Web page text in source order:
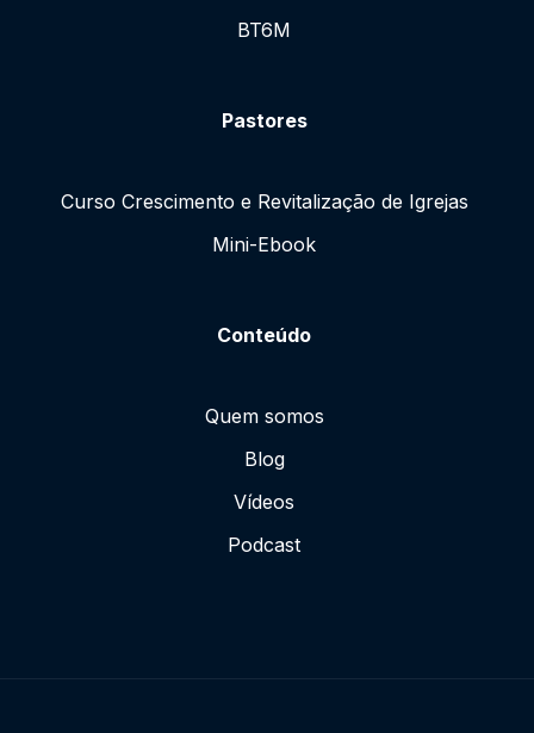
BT6M
Pastores
Curso Crescimento e Revitalização de Igrejas
Mini-Ebook
Conteúdo
Quem somos
Blog
Vídeos
Podcast